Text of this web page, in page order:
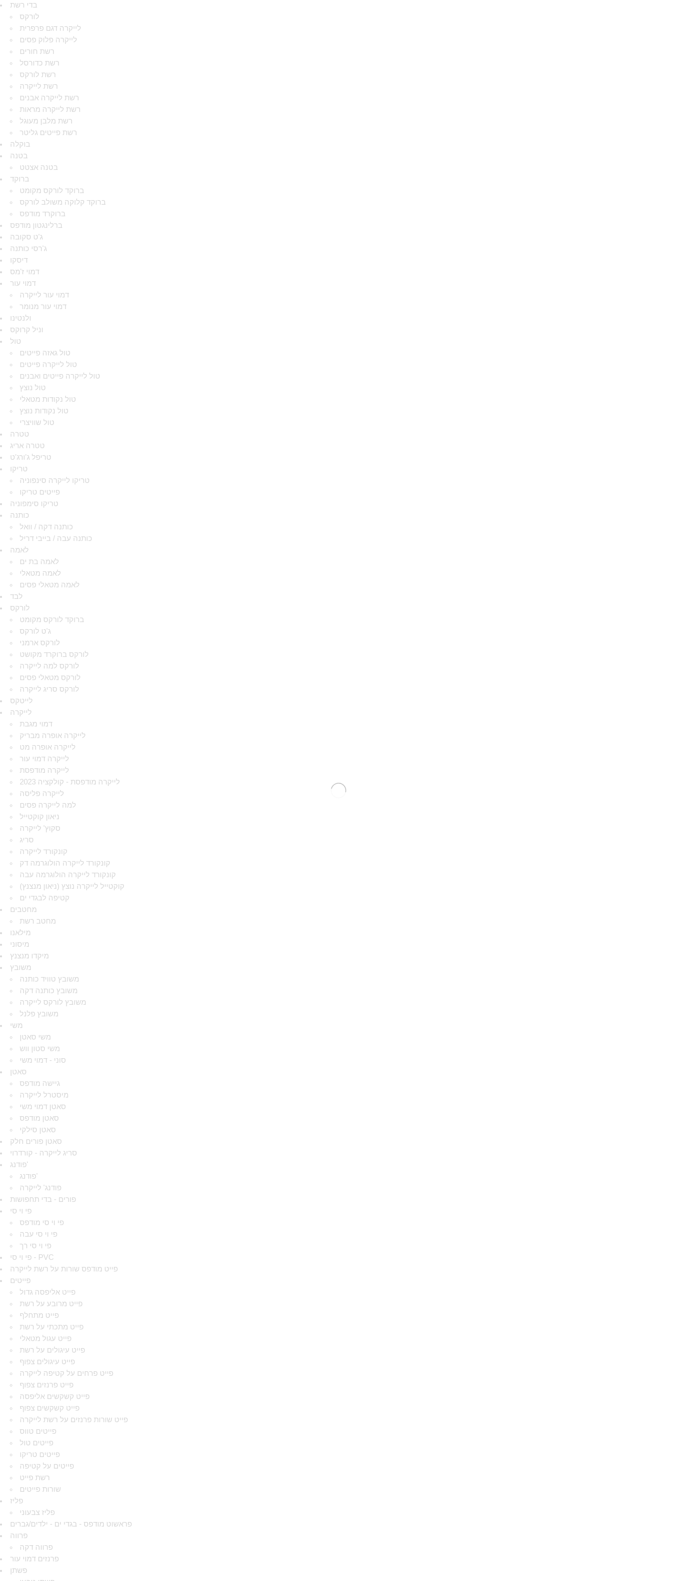
בדי רשת
לורקס
לייקרה דגם פרפרית
לייקרה פלוק פסים
רשת חורים
רשת כדורסל
רשת לורקס
רשת לייקרה
רשת לייקרה אבנים
רשת לייקרה מראות
רשת מלבן מעוגל
רשת פייטים גליטר
בוקלה
בטנה
בטנה אצטט
ברוקד
ברוקד לורקס מקומט
ברוקד קלוקה משולב לורקס
ברוקרד מודפס
ברלינגטון מודפס
ג'ט סקובה
ג'רסי כותנה
דיסקו
דמוי ז'מס
דמוי עור
דמוי עור לייקרה
דמוי עור מנומר
ולנטינו
וניל קרוקס
טול
טול גאזה פייטים
טול לייקרה פייטים
טול לייקרה פייטים ואבנים
טול נוצץ
טול נקודות מטאלי
טול נקודות נוצץ
טול שוויצרי
טטרה
טטרה אריג
טריפל ג'ורג'ט
טריקו
טריקו לייקרה סינפוניה
פייטים טריקו
טריקו סימפוניה
כותנה
כותנה דקה / וואל
כותנה עבה / בייבי דריל
לאמה
לאמה בת ים
לאמה מטאלי
לאמה מטאלי פסים
לבד
לורקס
ברוקד לורקס מקומט
ג'ט לורקס
לורקס ארמני
לורקס ברוקרד מקושט
לורקס למה לייקרה
לורקס מטאלי פסים
לורקס סריג לייקרה
לייטקס
לייקרה
דמוי מגבת
לייקרה אופרה מבריק
לייקרה אופרה מט
לייקרה דמוי עור
לייקרה מודפסת
לייקרה מודפסת - קולקציה 2023
לייקרה פליסה
למה לייקרה פסים
ניאון קוקטייל
סקוץ' לייקרה
סריג
קונקורד לייקרה
קונקורד לייקרה הולוגרמה דק
קונקורד לייקרה הולוגרמה עבה
קוקטייל לייקרה נוצץ (ניאון מנצנץ)
קטיפה לבגדי ים
מחטבים
מחטב רשת
מילאנו
מיסוני
מיקדו מנצנץ
משובץ
משובץ טוויד כותנה
משובץ כותנה דקה
משובץ לורקס לייקרה
משובץ פלנל
משי
משי סאטן
משי סטון ווש
סוני - דמוי משי
סאטן
גיישה מודפס
מיסטרל לייקרה
סאטן דמוי משי
סאטן מודפס
סאטן סילקי
סאטן פורים חלק
סריג לייקרה - קורדרוי
פודנג'
פודנג'
פודנג' לייקרה
פורים - בדי תחפושות
פי וי סי
פי וי סי מודפס
פי וי סי עבה
פי וי סי רך
פי וי סי - PVC
פייט מודפס שורות על רשת לייקרה
פייטים
פייט אליפסה גדול
פייט מרובע על רשת
פייט מתחלף
פייט מתכתי על רשת
פייט עגול מטאלי
פייט עיגולים על רשת
פייט עיגולים צפוף
פייט פרחים על קטיפה לייקרה
פייט פרנזים צפוף
פייט קשקשים אליפסה
פייט קשקשים צפוף
פייט שורות פרנזים על רשת לייקרה
פייטים טווס
פייטים טול
פייטים טריקו
פייטים על קטיפה
רשת פייט
שורות פייטים
פליז
פליז צבעוני
פראשוט מודפס - בגדי ים - ילדים/גברים
פרווה
פרווה דקה
פרנזים דמוי עור
פשתן